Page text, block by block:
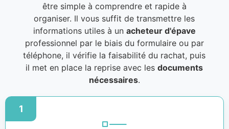
être simple à comprendre et rapide à
organiser. Il vous suffit de transmettre les
informations utiles à un acheteur d'épave
professionnel par le biais du formulaire ou par
téléphone, il vérifie la faisabilité du rachat, puis
il met en place la reprise avec lesdocuments
nécessaires.
1